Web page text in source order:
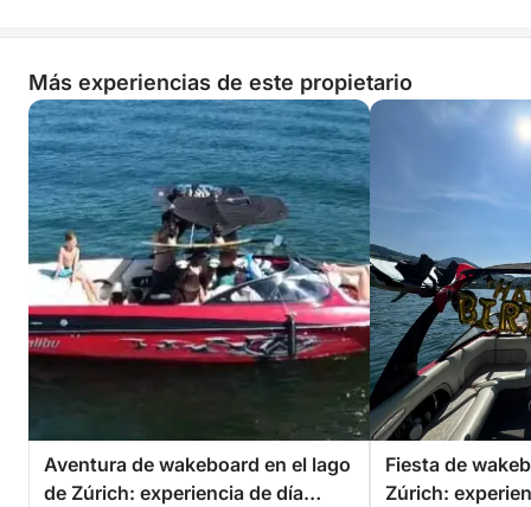
Más experiencias de este propietario
Aventura de wakeboard en el lago
de Zúrich: experiencia de día
Fiesta de
Zúrich: